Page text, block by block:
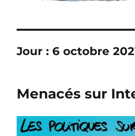
Jour : 6 octobre
Menacés sur